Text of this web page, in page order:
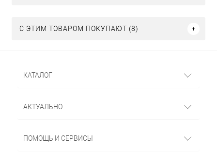
С ЭТИМ ТОВАРОМ ПОКУПАЮТ (8)
КАТАЛОГ
АКТУАЛЬНО
ПОМОЩЬ И СЕРВИСЫ